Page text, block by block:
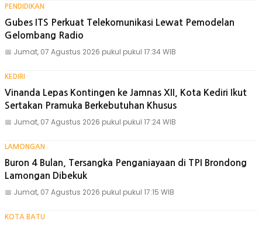
PENDIDIKAN
Gubes ITS Perkuat Telekomunikasi Lewat Pemodelan
Gelombang Radio
📅 Jumat, 07 Agustus 2026 pukul pukul 17:34 WIB
KEDIRI
Vinanda Lepas Kontingen ke Jamnas XII, Kota Kediri Ikut
Sertakan Pramuka Berkebutuhan Khusus
📅 Jumat, 07 Agustus 2026 pukul pukul 17:24 WIB
LAMONGAN
Buron 4 Bulan, Tersangka Penganiayaan di TPI Brondong
Lamongan Dibekuk
📅 Jumat, 07 Agustus 2026 pukul pukul 17:15 WIB
KOTA BATU